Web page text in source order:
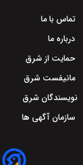
تماس با ما
درباره ما
حمایت از شرق
مانیفست شرق
نویسندگان شرق
سازمان آگهی ها